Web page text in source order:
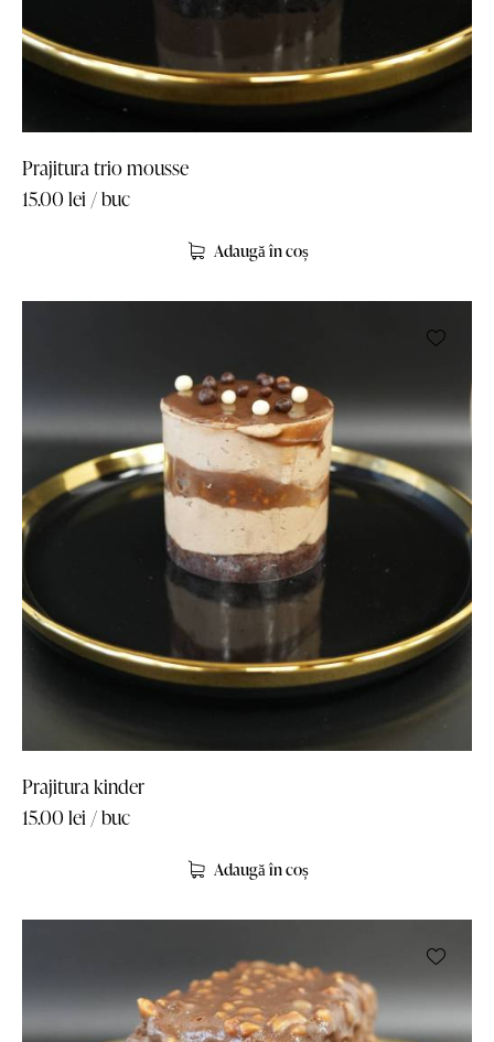
Prajitura trio mousse
15.00 lei / buc
Adaugă în coș
Prajitura kinder
15.00 lei / buc
Adaugă în coș